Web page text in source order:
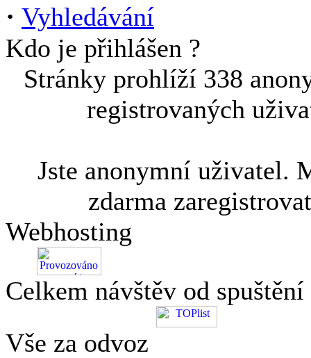
· Vyhledávání
Kdo je přihlášen ?
Stránky prohlíží 338
registrovaných
Jste anonymní uživatel.
zdarma
Webhosting
Celkem návštěv od
Vše za odvoz